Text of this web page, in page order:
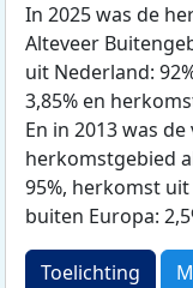
In 2025 was de
Alteveer
uit Nederland:
3,85% en
En in 2013 was
herkomstgebied
95%, herkomst
buiten Europa:
Toelichting